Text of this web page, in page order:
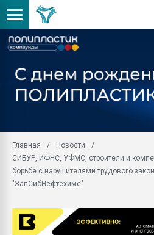
Главная
Новости
СИБУР, ИФНС, УФМС, строители и
борьбе с нарушителями трудового
"ЗапСибНефтехиме"